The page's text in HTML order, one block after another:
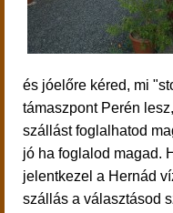
és jóelőre kéred, mi
támaszpont Perén
szállást foglalhatod
jó ha foglalod magad.
jelentkezel a Hernád
szállás a választásod